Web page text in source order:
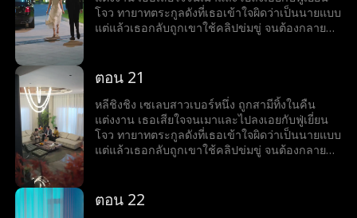
โจว ทายาทตระกูลดังที่เธอเข้าใจผิดว่าเป็นนายแบบ
แต่แล้วเธอกลับถูกเขาใช้คลิปข่มขู่ จนต้องกลายมา
ตอน 21
หลีชิงชิง เซเลบสาวเบอร์หนึ่ง ถูกสามีทิ้งในคืน
แต่งงาน เธอเสียใจจนเมาและไปลงเอยกับฟู่เยี่ยน
โจว ทายาทตระกูลดังที่เธอเข้าใจผิดว่าเป็นนายแบบ
แต่แล้วเธอกลับถูกเขาใช้คลิปข่มขู่ จนต้องกลายมา
ตอน 22